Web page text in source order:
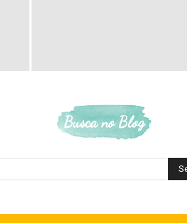
Busca no Blog